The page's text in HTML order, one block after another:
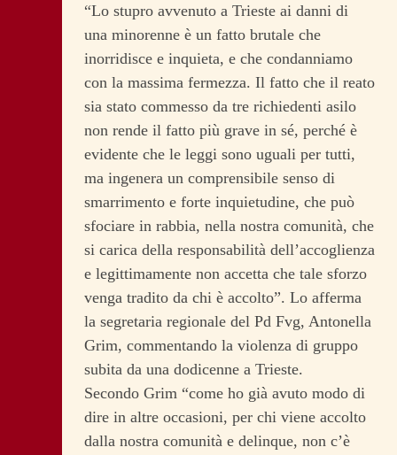
“Lo stupro avvenuto a Trieste ai danni di
una minorenne è un fatto brutale che
inorridisce e inquieta, e che condanniamo
con la massima fermezza. Il fatto che il reato
sia stato commesso da tre richiedenti asilo
non rende il fatto più grave in sé, perché è
evidente che le leggi sono uguali per tutti,
ma ingenera un comprensibile senso di
smarrimento e forte inquietudine, che può
sfociare in rabbia, nella nostra comunità, che
si carica della responsabilità dell’accoglienza
e legittimamente non accetta che tale sforzo
venga tradito da chi è accolto”. Lo afferma
la segretaria regionale del Pd Fvg, Antonella
Grim, commentando la violenza di gruppo
subita da una dodicenne a Trieste.
Secondo Grim “come ho già avuto modo di
dire in altre occasioni, per chi viene accolto
dalla nostra comunità e delinque, non c’è